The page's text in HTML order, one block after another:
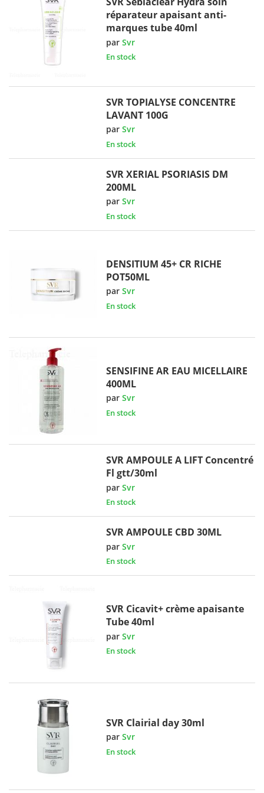
réparateur apaisant anti-
marques tube 40ml
parSvr
En stock
SVR TOPIALYSE CONCENTRE
LAVANT 100G
parSvr
En stock
SVR XERIAL PSORIASIS DM
200ML
parSvr
En stock
DENSITIUM 45+ CR RICHE
POT50ML
parSvr
En stock
SENSIFINE AR EAU MICELLAIRE
400ML
parSvr
En stock
SVR AMPOULE A LIFT Concentré
Fl gtt/30ml
parSvr
En stock
SVR AMPOULE CBD 30ML
parSvr
En stock
SVR Cicavit+ crème apaisante
Tube 40ml
parSvr
En stock
SVR Clairial day 30ml
parSvr
En stock